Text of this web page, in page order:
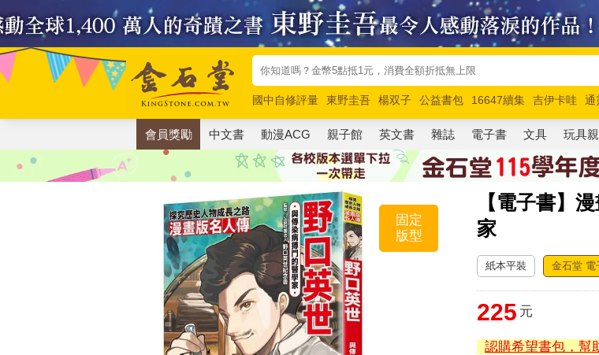
國中自修評量 東野圭吾 楊双子 公益書包 16647續集 吉伊卡哇
通
唯紅花綻放
奧德賽 路邊攤新作 馬斯克 玩具總動員5 超慢跑
會員獎勵 中文書 動漫ACG 親子館 英文書 雜誌 電子書 文具 玩具
【電子書】
家
固定
版型
紙本平裝 金石堂 電
225 元
認購希望書包，幫